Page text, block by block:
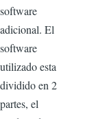
software
adicional. El
software
utilizado esta
dividido en 2
partes, el